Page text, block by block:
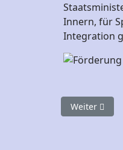
Innern, für
Integration
Nächster
Weiter